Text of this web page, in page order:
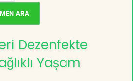
ARA
Dezenfekte
Yaşam